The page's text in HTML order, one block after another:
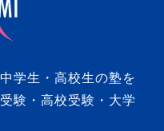
学生・高校生の塾を
験・高校受験・大学